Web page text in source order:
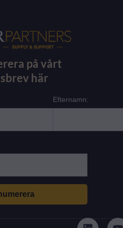
på vårt
här
Efternamn:
L
i
o